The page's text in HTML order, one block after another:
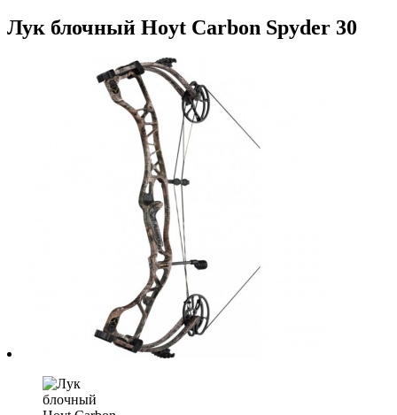
Лук блочный Hoyt Carbon Spyder 30